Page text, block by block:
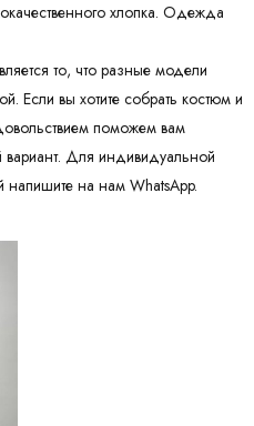
хлопка. Одежда
то, что разные модели
Если вы хотите собрать костюм и
поможем вам
Для индивидуальной
напишите на нам WhatsApp.